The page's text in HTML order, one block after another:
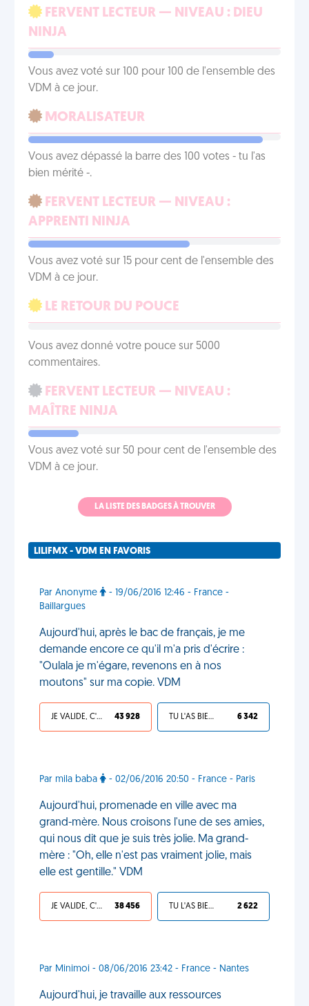
FERVENT LECTEUR — NIVEAU : DIEU
NINJA
Vous avez voté sur 100 pour 100 de l'ensemble des
VDM à ce jour.
MORALISATEUR
Vous avez dépassé la barre des 100 votes - tu l'as
bien mérité -.
FERVENT LECTEUR — NIVEAU :
APPRENTI NINJA
Vous avez voté sur 15 pour cent de l'ensemble des
VDM à ce jour.
LE RETOUR DU POUCE
Vous avez donné votre pouce sur 5000
commentaires.
FERVENT LECTEUR — NIVEAU :
MAÎTRE NINJA
Vous avez voté sur 50 pour cent de l'ensemble des
VDM à ce jour.
LA LISTE DES BADGES À TROUVER
LILIFMX - VDM EN FAVORIS
Par Anonyme
- 19/06/2016 12:46 - France -
Baillargues
Aujourd'hui, après le bac de français, je me
demande encore ce qu'il m'a pris d'écrire :
"Oulala je m'égare, revenons en à nos
moutons" sur ma copie. VDM
JE VALIDE, C'EST UNE VDM 43 928 TU L'AS BIEN MÉRITÉ 6 342
Par mila baba - 02/06/2016 20:50 - France - Paris
Aujourd'hui, promenade en ville avec ma
grand-mère. Nous croisons l'une de ses amies,
qui nous dit que je suis très jolie. Ma grand-
mère : "Oh, elle n'est pas vraiment jolie, mais
elle est gentille." VDM
JE VALIDE, C'EST UNE VDM 38 456 TU L'AS BIEN MÉRITÉ 2 622
Par Minimoi - 08/06/2016 23:42 - France - Nantes
Aujourd'hui, je travaille aux ressources